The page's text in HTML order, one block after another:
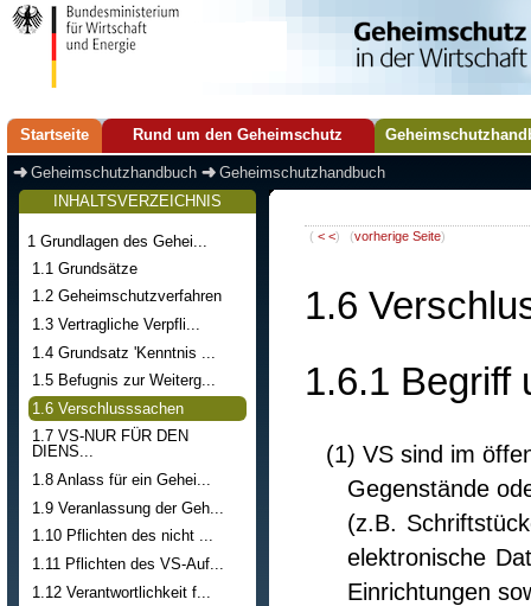
Startseite Rund um den Geheimschutz
Geheimschutzhandbuch Geheimschutzhandbuch
INHALTSVERZEICHNIS
1 Grundlagen des Gehei...
1.1 Grundsätze
1.2 Geheimschutzverfahren
1.3 Vertragliche Verpfli...
1.4 Grundsatz 'Kenntnis ...
1.5 Befugnis zur Weiterg...
1.6 Verschlusssachen
1.7 VS-NUR FÜR DEN
DIENS...
1.8 Anlass für ein Gehei...
1.9 Veranlassung der Geh...
1.10 Pflichten des nicht ...
1.11 Pflichten des VS-Auf...
1.12 Verantwortlichkeit f...
( < <) (vorherige Seite)
1.6
1.6.1 Begriff
(1) VS sind im
Gegenstände
(z.B.
elektronische
Einrichtungen